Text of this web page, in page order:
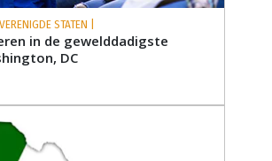
STATEN |
in de gewelddadigste
DC